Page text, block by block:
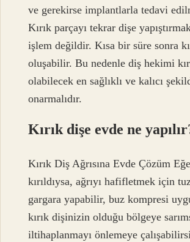
ve gerekirse implantlarla tedavi
Kırık parçayı tekrar dişe
işlem değildir. Kısa bir süre sonra
oluşabilir. Bu nedenle diş hekimi
olabilecek en sağlıklı ve kalıcı
onarmalıdır.
Kırık dişe evde ne
Kırık Diş Ağrısına Evde Çözüm
kırıldıysa, ağrıyı hafifletmek için
gargara yapabilir, buz kompresi
kırık dişinizin olduğu bölgeye
iltihaplanmayı önlemeye